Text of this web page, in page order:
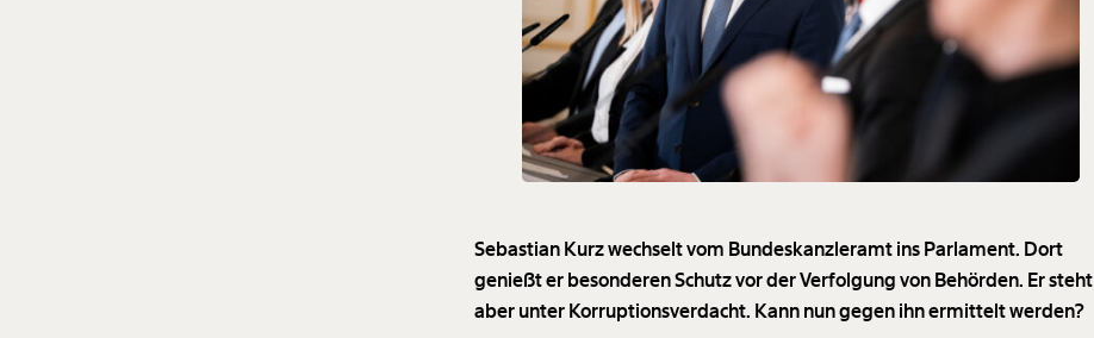
Sebastian Kurz wechselt vom Bundeskanzleramt ins Parlament. Dort
genießt er besonderen Schutz vor der Verfolgung von Behörden. Er steht
aber unter Korruptionsverdacht. Kann nun gegen ihn ermittelt werden?